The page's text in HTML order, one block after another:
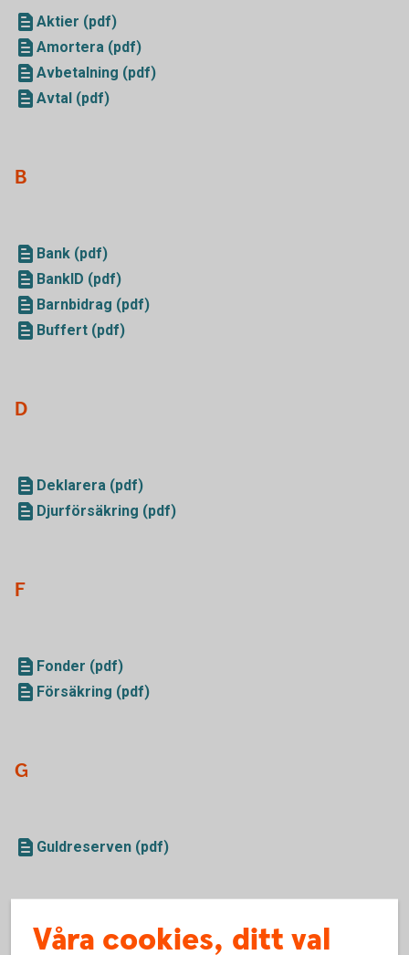
Aktier (pdf)
Amortera (pdf)
Avbetalning (pdf)
Avtal (pdf)
B
Bank (pdf)
BankID (pdf)
Barnbidrag (pdf)
Buffert (pdf)
D
Deklarera (pdf)
Djurförsäkring (pdf)
F
Fonder (pdf)
Försäkring (pdf)
G
Guldreserven (pdf)
Våra cookies, ditt val